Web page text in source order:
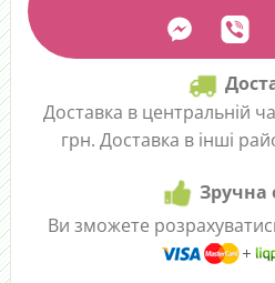
Доставка в центральній
грн. Доставка в інші
Зручна
Ви зможете